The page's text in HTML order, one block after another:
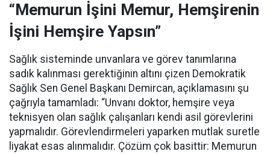
“Memurun İşini Memur, Hemşirenin
İşini Hemşire Yapsın”
Sağlık sisteminde unvanlara ve görev tanımlarına
sadık kalınması gerektiğinin altını çizen Demokratik
Sağlık Sen Genel Başkanı Demircan, açıklamasını şu
çağrıyla tamamladı: “Unvanı doktor, hemşire veya
teknisyen olan sağlık çalışanları kendi asil görevlerini
yapmalıdır. Görevlendirmeleri yaparken mutlak suretle
liyakat esas alınmalıdır. Çözüm çok basittir: Memurun